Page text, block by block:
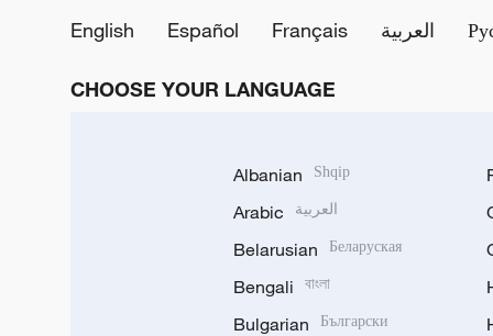
English
Español Français العربية
CHOOSE YOUR LANGUAGE
Albanian Shqip
Arabic العربية
Belarusian Беларуская
Bengali বাংলা
Bulgarian Български